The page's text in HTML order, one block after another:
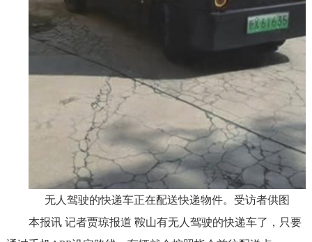
无人驾驶的快递车正在配送快递物件。受访者供图
本报讯 记者贾琼报道 鞍山有无人驾驶的快递车了，只要